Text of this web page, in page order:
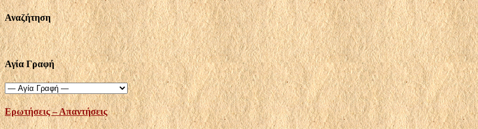
Αναζήτηση
Αγία Γραφή
Ερωτήσεις – Απαντήσεις